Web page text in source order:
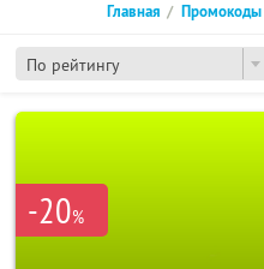
По рейтингу
Главная Промокоды
-20%